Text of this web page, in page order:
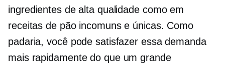
ingredientes de alta qualidade como em
receitas de pão incomuns e únicas. Como
padaria, você pode satisfazer essa demanda
mais rapidamente do que um grande